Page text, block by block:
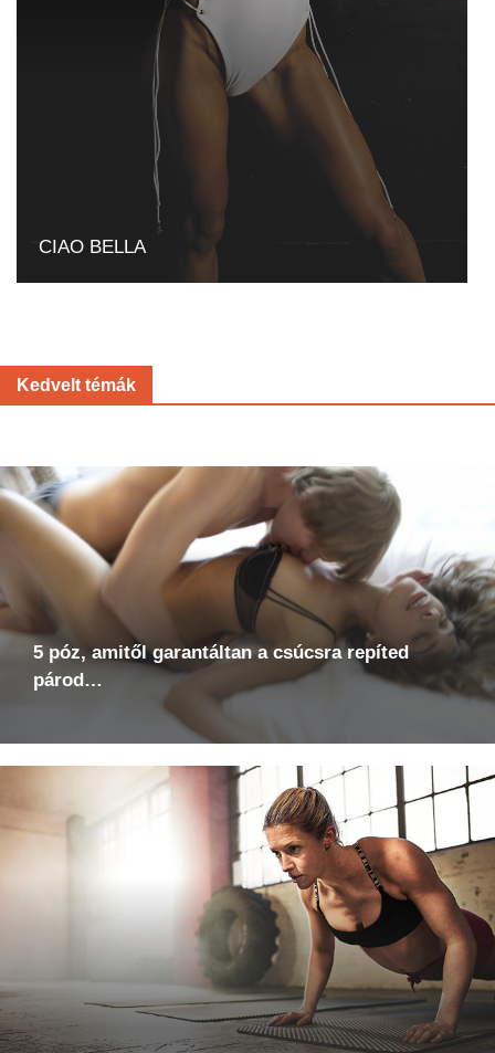
CIAO BELLA
Kedvelt témák
5 póz, amitől garantáltan a csúcsra repíted
párod…